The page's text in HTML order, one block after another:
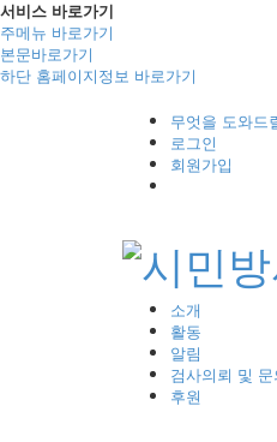
서비스 바로가기
주메뉴 바로가기
본문바로가기
하단 홈페이지정보 바로가기
무엇을 도와드
로그인
회원가입
소개
활동
알림
검사의뢰 및 문
후원